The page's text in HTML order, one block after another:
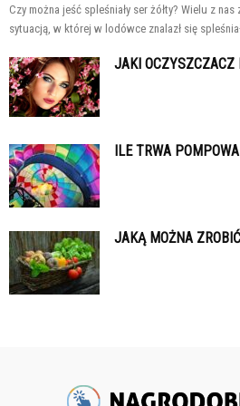
Czy można jeść spleśniały ser żółty? Wielu z
sytuacją, w której w lodówce znalazł się
JAKI OCZYSZCZACZ
ILE TRWA
JAKĄ MOŻNA